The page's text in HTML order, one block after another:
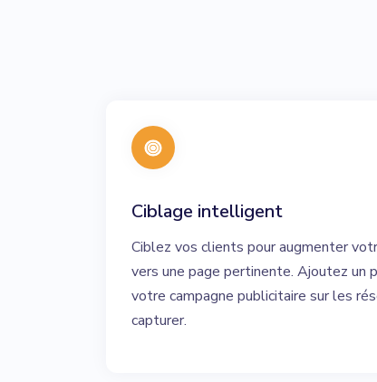
Ciblage intelligent
Ciblez vos clients pour augmenter
vers une page pertinente. Ajoutez un
votre campagne publicitaire sur les
capturer.